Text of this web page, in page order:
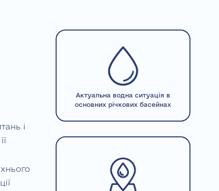
і
Актуальна водна ситуація в
основних річкових басейнах